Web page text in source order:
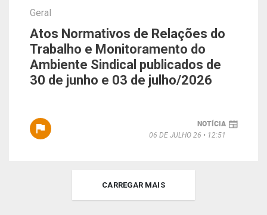
Geral
Atos Normativos de Relações do
Trabalho e Monitoramento do
Ambiente Sindical publicados de
30 de junho e 03 de julho/2026
NOTÍCIA
06 DE JULHO 26
12:51
CARREGAR MAIS